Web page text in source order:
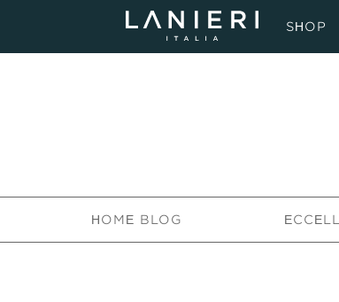
SHOP
HOME BLOG